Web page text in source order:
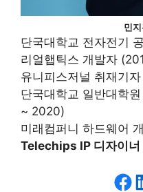
민
단국대학교 전자전기
리얼햅틱스 개발자
유니피스저널 취재기
단국대학교 일반대학
~ 2020)
미래컴퍼니 하드웨어
Telechips IP 디자이